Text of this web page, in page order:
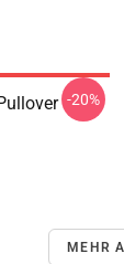
-20%
MEHR